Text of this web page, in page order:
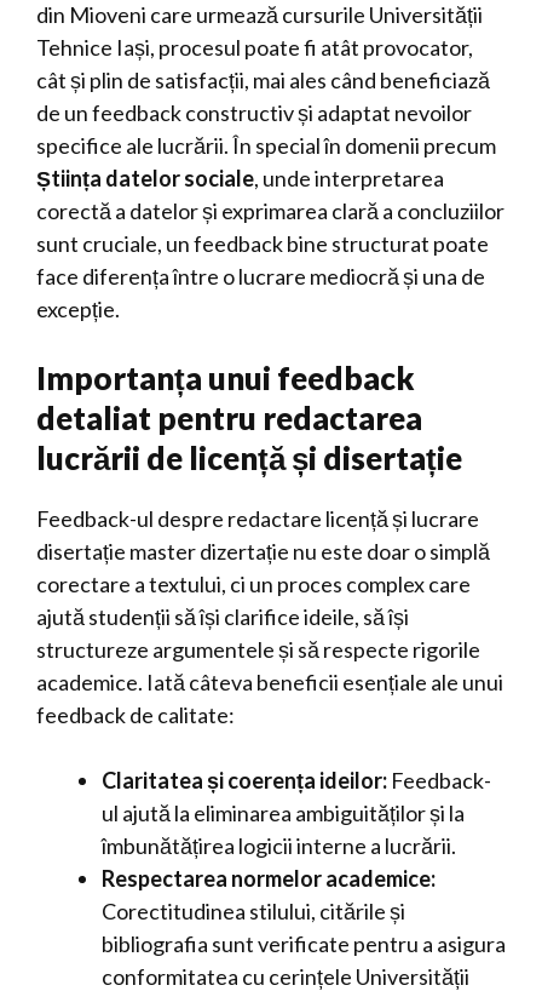
din Mioveni care urmează cursurile Universității
Tehnice Iași, procesul poate fi atât provocator,
cât și plin de satisfacții, mai ales când beneficiază
de un feedback constructiv și adaptat nevoilor
specifice ale lucrării. În special în domenii precum
Știința datelor sociale, unde interpretarea
corectă a datelor și exprimarea clară a concluziilor
sunt cruciale, un feedback bine structurat poate
face diferența între o lucrare mediocră și una de
excepție.
Importanța unui feedback
detaliat pentru redactarea
lucrării de licență și disertație
Feedback-ul despre redactare licență și lucrare
disertație master dizertație nu este doar o simplă
corectare a textului, ci un proces complex care
ajută studenții să își clarifice ideile, să își
structureze argumentele și să respecte rigorile
academice. Iată câteva beneficii esențiale ale unui
feedback de calitate:
Claritatea și coerența ideilor: Feedback-
ul ajută la eliminarea ambiguităților și la
îmbunătățirea logicii interne a lucrării.
Respectarea normelor academice:
Corectitudinea stilului, citările și
bibliografia sunt verificate pentru a asigura
conformitatea cu cerințele Universității